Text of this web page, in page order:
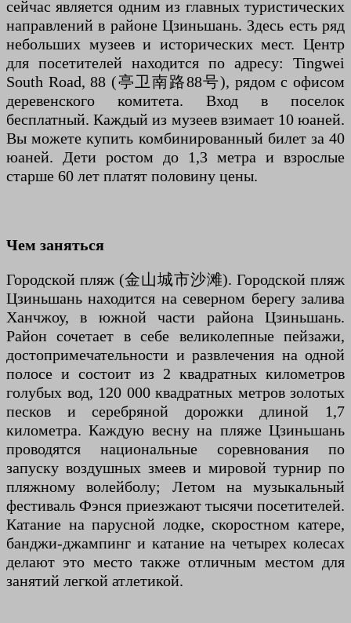
сейчас является одним из главных туристических
направлений в районе Цзиньшань. Здесь есть ряд
небольших музеев и исторических мест. Центр
для посетителей находится по адресу: Tingwei
South Road, 88 (亭卫南路88号), рядом с офисом
деревенского комитета. Вход в поселок
бесплатный. Каждый из музеев взимает 10 юаней.
Вы можете купить комбинированный билет за 40
юаней. Дети ростом до 1,3 метра и взрослые
старше 60 лет платят половину цены.
Чем заняться
Городской пляж (金山城市沙滩). Городской пляж
Цзиньшань находится на северном берегу залива
Ханчжоу, в южной части района Цзиньшань.
Район сочетает в себе великолепные пейзажи,
достопримечательности и развлечения на одной
полосе и состоит из 2 квадратных километров
голубых вод, 120 000 квадратных метров золотых
песков и серебряной дорожки длиной 1,7
километра. Каждую весну на пляже Цзиньшань
проводятся национальные соревнования по
запуску воздушных змеев и мировой турнир по
пляжному волейболу; Летом на музыкальный
фестиваль Фэнся приезжают тысячи посетителей.
Катание на парусной лодке, скоростном катере,
банджи-джампинг и катание на четырех колесах
делают это место также отличным местом для
занятий легкой атлетикой.